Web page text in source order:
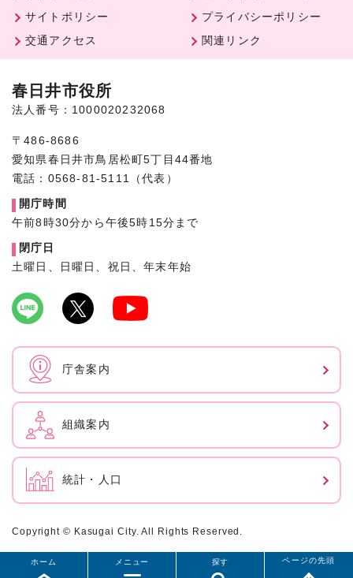
メニュー
ホーム 探す ページの先頭
サイトポリシー
プライバシーポリシー
交通アクセス
関連リンク
春日井市役所
法人番号：1000020232068
〒486-8686
愛知県春日井市鳥居松町5丁目44番地
電話：0568-81-5111（代表）
開庁時間
午前8時30分から午後5時15分まで
閉庁日
土曜日、日曜日、祝日、年末年始
庁舎案内
組織案内
統計・人口
Copyright © Kasugai City. All Rights Reserved.